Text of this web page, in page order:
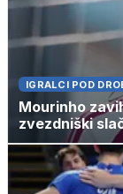
IGRALCI POD
Mourinho
zvezdniški